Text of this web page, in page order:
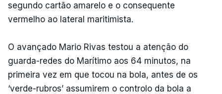
segundo cartão amarelo e o consequente
vermelho ao lateral maritimista.
O avançado Mario Rivas testou a atenção do
guarda-redes do Marítimo aos 64 minutos, na
primeira vez em que tocou na bola, antes de os
‘verde-rubros’ assumirem o controlo da bola a